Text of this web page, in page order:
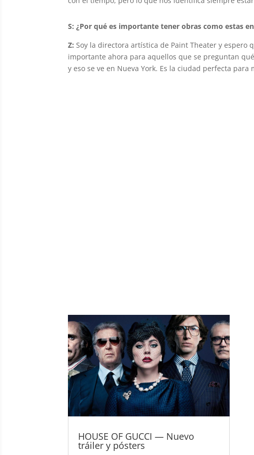
S: ¿Por qué es importante tener obras como estas
Z: Soy la directora artística de Paint Theater y espero
importante ahora para aquellos que se preguntan
y eso se ve en Nueva York. Es la ciudad perfecta para
HOUSE OF GUCCI — Nuevo
tráiler y pósters